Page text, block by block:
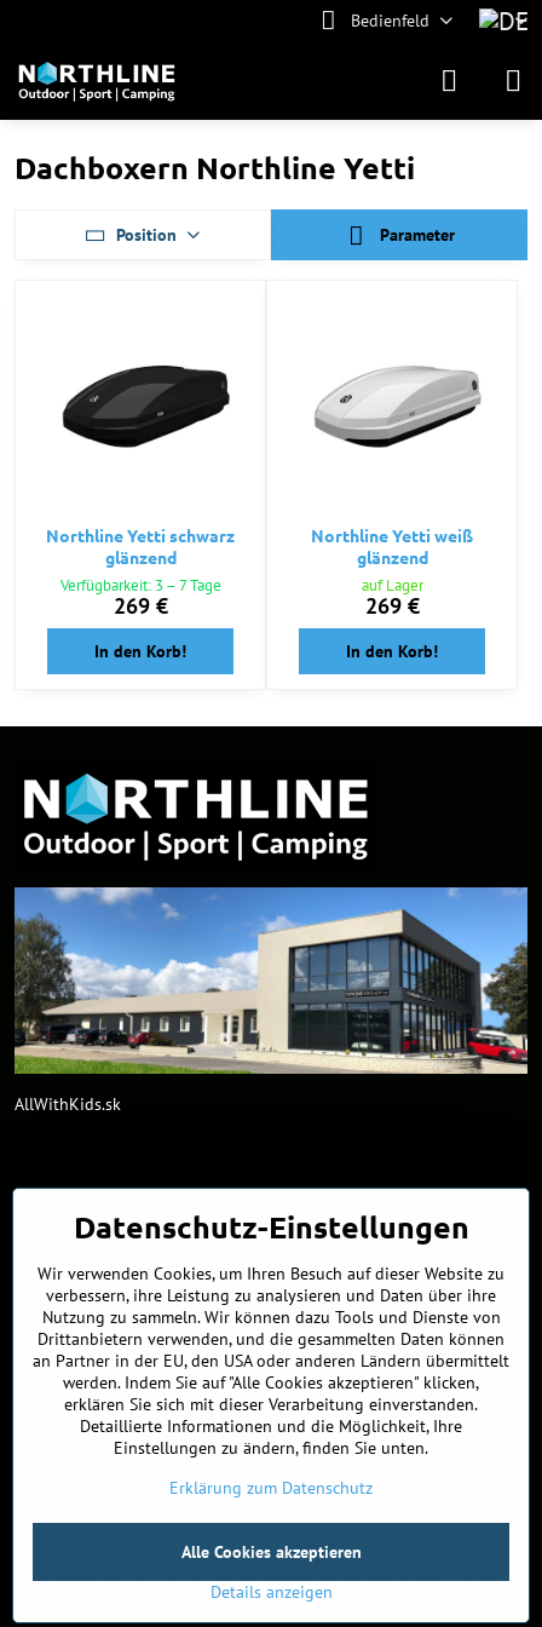
Bedienfeld
Dachboxern Northline Yetti
Position Parameter
Northline Yetti schwarz
glänzend
Verfügbarkeit: 3 – 7 Tage
269 €
In den Korb!
Northline Yetti weiß
glänzend
auf Lager
269 €
In den Korb!
AllWithKids.sk
Kontakte
+421 902 255 255
Showroom
Nádražná 34/A
90027 Ivánka pri Dunaji
Slowakei
ÖFFNUNGSZEITEN
9:00 - 16:00
© 2026Urheberrecht
Datenschutz-EinstellungenErklärung zum DatenschutzBestellstatus
Website erstellt mit:BiznisWeb.sk
Datenschutz-Einstellungen
Wir verwenden Cookies, um Ihren Besuch auf dieser Website zu
verbessern, ihre Leistung zu analysieren und Daten über ihre
Nutzung zu sammeln. Wir können dazu Tools und Dienste von
Drittanbietern verwenden, und die gesammelten Daten können
an Partner in der EU, den USA oder anderen Ländern übermittelt
werden. Indem Sie auf "Alle Cookies akzeptieren" klicken,
erklären Sie sich mit dieser Verarbeitung einverstanden.
Detaillierte Informationen und die Möglichkeit, Ihre
Einstellungen zu ändern, finden Sie unten.
Erklärung zum Datenschutz
Details anzeigen
Alle Cookies akzeptieren